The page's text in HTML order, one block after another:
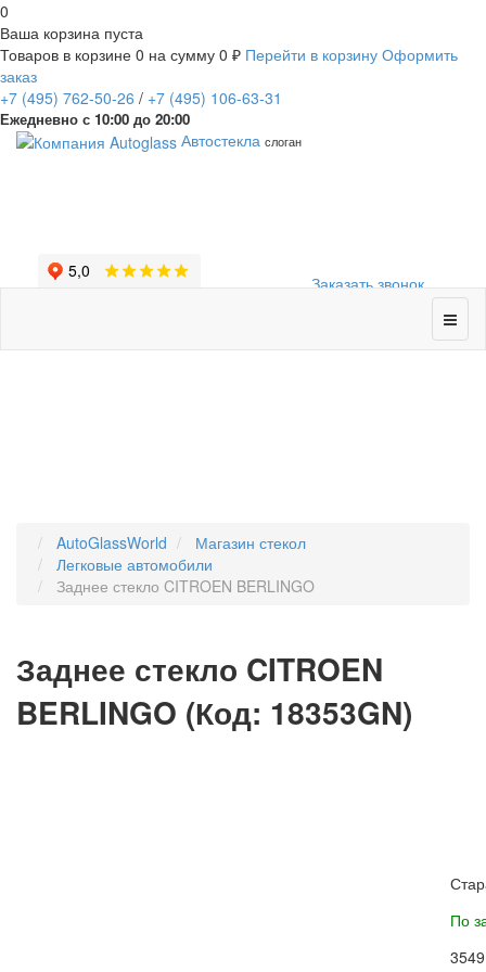
0
Ваша корзина пуста
Товаров в корзине 0 на сумму 0 ₽ Перейти в корзину Оформить
заказ
+7 (495) 762-50-26 / +7 (495) 106-63-31
Ежедневно с 10:00 до 20:00
Заказать звонок
Автостекла слоган
AutoGlassWorld
Магазин стекол
Легковые автомобили
Заднее стекло CITROEN BERLINGO
Заднее стекло CITROEN
BERLINGO (Код: 18353GN)
По